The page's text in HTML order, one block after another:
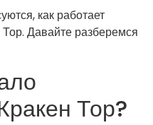
как работает
Давайте разберемся
Тор?